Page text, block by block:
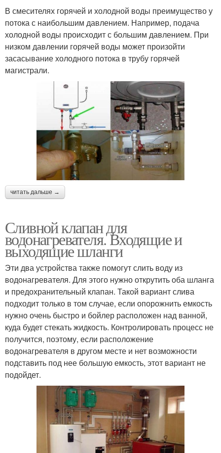
В смесителях горячей и холодной воды преимущество у
потока с наибольшим давлением. Например, подача
холодной воды происходит с большим давлением. При
низком давлении горячей воды может произойти
засасывание холодного потока в трубу горячей
магистрали.
читать дальше →
Сливной клапан для
водонагревателя. Входящие и
выходящие шланги
Эти два устройства также помогут слить воду из
водонагревателя. Для этого нужно открутить оба шланга
и предохранительный клапан. Такой вариант слива
подходит только в том случае, если опорожнить емкость
нужно очень быстро и бойлер расположен над ванной,
куда будет стекать жидкость. Контролировать процесс не
получится, поэтому, если расположение
водонагревателя в другом месте и нет возможности
подставить под нее большую емкость, этот вариант не
подойдет.